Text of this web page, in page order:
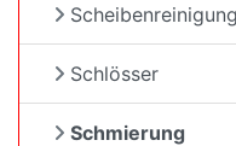
Scheibenreinigung
Schlösser
Schmierung